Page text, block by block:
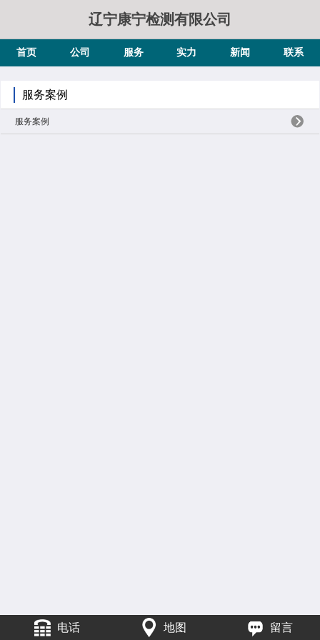
辽宁康宁检测有限公司
首页 公司 服务 实力 新闻 联系
服务案例
服务案例
电话 地图 留言